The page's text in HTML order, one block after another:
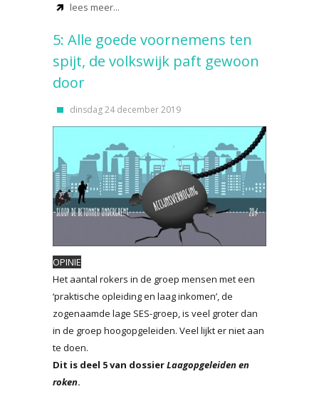
lees meer...
5: Alle goede voornemens ten
spijt, de volkswijk paft gewoon
door
dinsdag 24 december 2019
OPINIE
Het aantal rokers in de groep mensen met een
‘praktische opleiding en laag inkomen’, de
zogenaamde lage SES-groep, is veel groter dan
in de groep hoogopgeleiden. Veel lijkt er niet aan
te doen.
Dit is deel 5 van dossierLaagopgeleiden en
roken.